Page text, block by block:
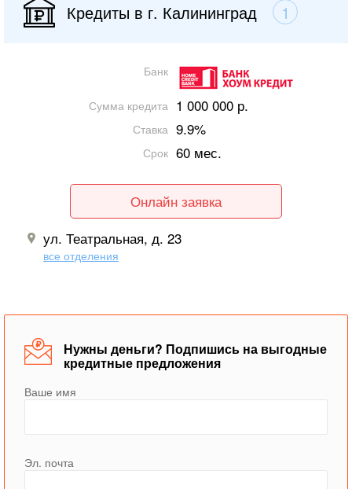
Кредиты в г. Калининград 1
Банк
Сумма кредита 1 000 000 р.
Ставка 9.9%
Срок 60 мес.
Онлайн заявка
ул. Театральная, д. 23
все отделения
Нужны деньги? Подпишись на выгодные
кредитные предложения
Ваше имя
Эл. почта